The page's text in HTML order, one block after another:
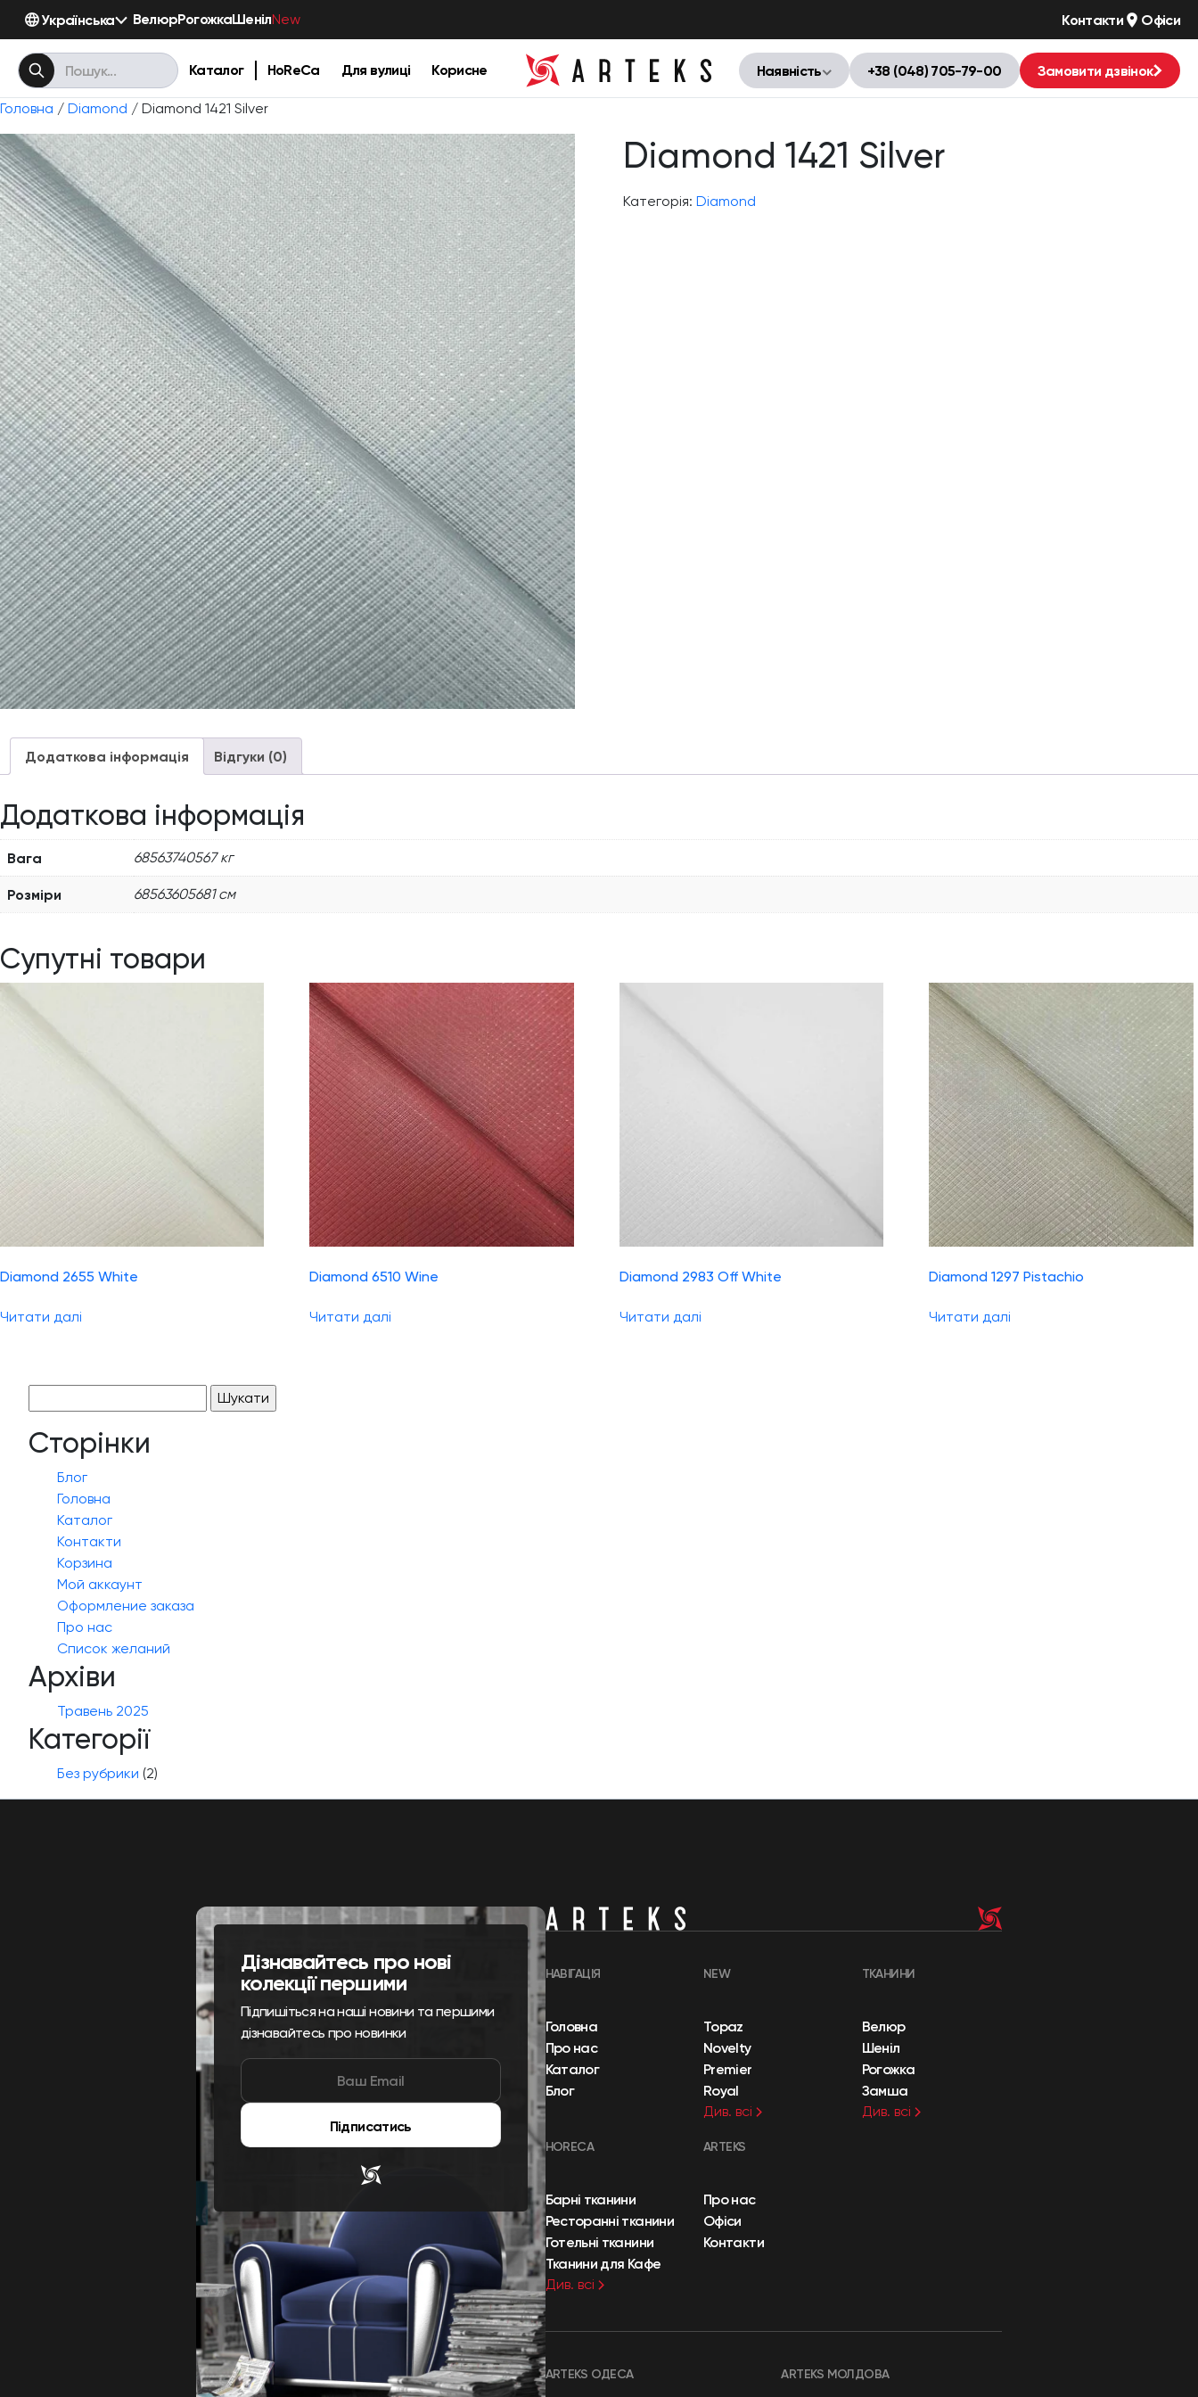
Українська ВелюрРогожкаШенілNew Контакти Офіси
Каталог HoReCa Для вулиці Корисне Наявність +38 (048) 705-79-00 Замовити дзвінок
Головна / Diamond / Diamond 1421 Silver
Diamond 1421 Silver
Категорія: Diamond
Додаткова інформація Відгуки (0)
Додаткова інформація
Вага 68563740567 кг
Розміри 68563605681 см
Супутні товари
Diamond 2655 White
Читати далі
Diamond 6510 Wine
Читати далі
Diamond 2983 Off White
Читати далі
Diamond 1297 Pistachio
Читати далі
Сторінки
Блог
Головна
Каталог
Контакти
Корзина
Мой аккаунт
Оформление заказа
Про нас
Список желаний
Архіви
Травень 2025
Категорії
Без рубрики (2)
Дізнавайтесь про нові
колекції першими
Підпишіться на наші новини та першими
дізнавайтесь про новинки
Підписатись
НАВІГАЦІЯ
Головна
Про нас
Каталог
Блог
NEW
Topaz
Novelty
Premier
Royal
Див. всі
ТКАНИНИ
Велюр
Шеніл
Рогожка
Замша
Див. всі
HORECA
Барні тканини
Ресторанні тканини
Готельні тканини
Тканини для Кафе
Див. всі
ARTEKS
Про нас
Офіси
Контакти
ARTEKS ОДЕСА ARTEKS МОЛДОВА